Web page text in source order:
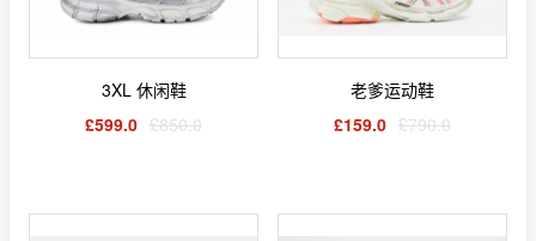
3XL 休闲鞋
£599.0 £850.0
老爹运动鞋
£159.0 £790.0